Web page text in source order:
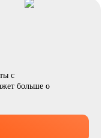
с
больше о